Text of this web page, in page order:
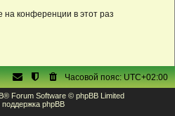
конференции в этот раз
Часовой пояс:UTC+02:00
® Forum Software © phpBB Limited
поддержка phpBB